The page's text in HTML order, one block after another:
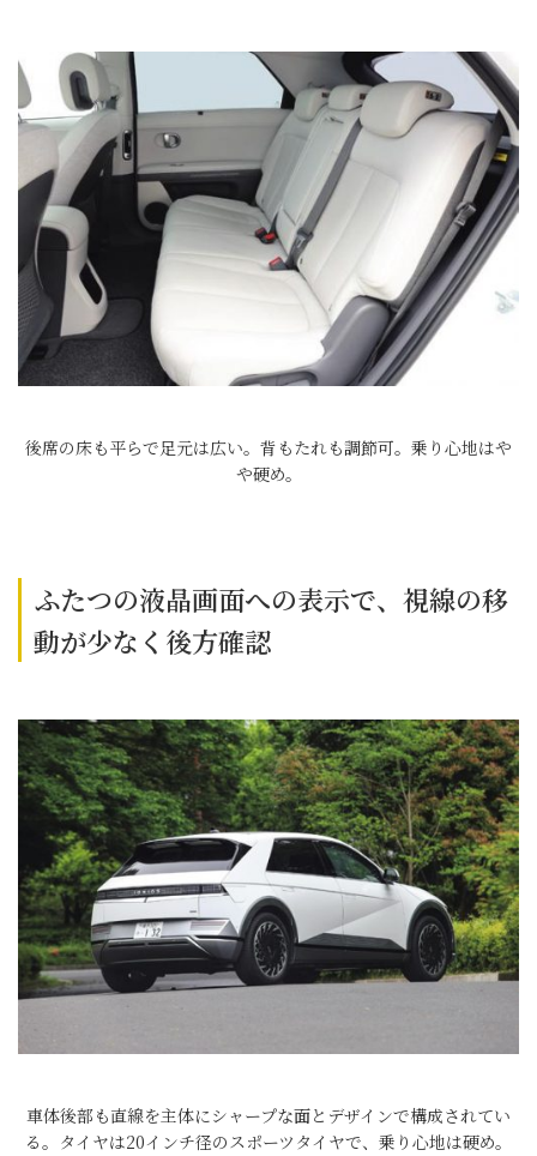
後席の床も平らで足元は広い。背もたれも調節可。乗り心地はや
や硬め。
ふたつの液晶画面への表示で、視線の移
動が少なく後方確認
車体後部も直線を主体にシャープな面とデザインで構成されてい
る。タイヤは20インチ径のスポーツタイヤで、乗り心地は硬め。